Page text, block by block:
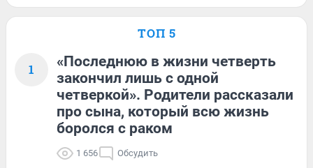
ТОП 5
1
«Последнюю в жизни четверть
закончил лишь с одной
четверкой». Родители рассказали
про сына, который всю жизнь
боролся с раком
1 656 Обсудить